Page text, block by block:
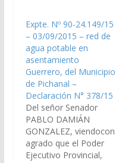
Presupuestarias
necesarias para el
tendido de red de agua
potable en
asentamiento Franzini
3a Etapa, del Municipio
de Pichanal en el
Departamento…
Expte. Nº 90-24.149/15
– 03/09/2015 – red de
agua potable en
asentamiento
Guerrero, del Municipio
de Pichanal –
Declaración N° 378/15
Del señor Senador
PABLO DAMIÁN
GONZALEZ, viendocon
agrado que el Poder
Ejecutivo Provincial,